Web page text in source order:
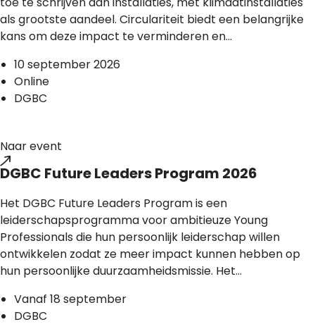
als grootste aandeel. Circulariteit biedt een belangrijke
kans om deze impact te verminderen en...
10 september 2026
Online
DGBC
Naar event
DGBC Future Leaders Program 2026
Het DGBC Future Leaders Program is een
leiderschapsprogramma voor ambitieuze Young
Professionals die hun persoonlijk leiderschap willen
ontwikkelen zodat ze meer impact kunnen hebben op
hun persoonlijke duurzaamheidsmissie. Het...
Vanaf 18 september
DGBC